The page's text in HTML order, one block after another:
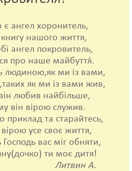
ангел хоронитель,
нашого життя,
ангел покровитель,
про наше майбуття́.
людиною,як ми із вами,
як ми із вами жив,
любив найбільше,
він вірою служив.
приклад та старайтесь,
усе своє життя,
вас міг обняти,
ти моє дитя!
Литвин А.